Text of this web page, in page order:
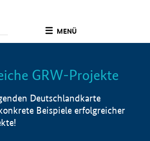
MENÜ
Info
GRW-Projekte
Deutschlandkarte
Beispiele erfolgreicher